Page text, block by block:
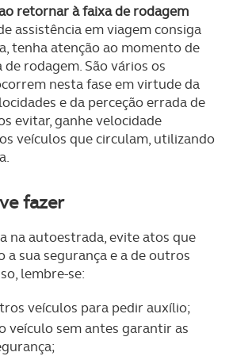
retornar à faixa de rodagem
assistência em viagem consiga
tenha atenção ao momento de
de rodagem. São vários os
nesta fase em virtude da
e da perceção errada de
evitar, ganhe velocidade
veículos que circulam, utilizando
fazer
na autoestrada, evite atos que
a sua segurança e a de outros
lembre-se:
veículos para pedir auxílio;
veículo sem antes garantir as